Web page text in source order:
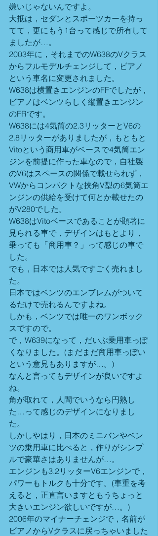
嫌いじゃないんですよ。
大抵は，セダンとスポーツカーを持っ
てて，更にもう1台って感じで所有して
ましたが…。
2003年に，それまでのW638のVクラス
からフルモデルチェンジして，ビアノ
という車名に変更されました。
W638は横置きエンジンのFFでしたが，
ビアノはベンツらしく縦置きエンジン
のFRです。
W638には4気筒の2.3リッターとV6の
2.8リッターがありましたが，もともと
Vitoという商用車がベースで4気筒エン
ジンを前提に作った車なので，自社製
のV6はスペースの関係で載せられず，
VWからコンパクトな挟角V型の6気筒エ
ンジンの供給を受けて何とか載せたの
がV280でした。
W638はVitoベースであることが顕著に
見られる車で，デザインはもとより，
乗っても「商用車？」って感じの車で
した。
でも，日本では人気ですごく売れまし
た。
日本ではベンツのエンブレムがついて
るだけで売れるんですよね。
しかも，ベンツでは唯一のワンボック
スですので。
で，W639になって，だいぶ乗用車っぽ
くなりました。(まだまだ商用車っぽい
という意見もありますが…。)
なんと言ってもデザインが良いですよ
ね。
角が取れて，人間でいうなら円熟し
た…って感じのデザインになりまし
た。
しかしやはり，日本のミニバンやベン
ツの乗用車に比べると，作りがシンプ
ルで豪華さはありませんが…。
エンジンも3.2リッターV6エンジンで，
パワーもトルクも十分です。(車重を考
えると，正直言いますともうちょっと
大きいエンジン欲しいですが…。)
2006年のマイナーチェンジで，名前が
ビアノからVクラスに戻っちゃいました